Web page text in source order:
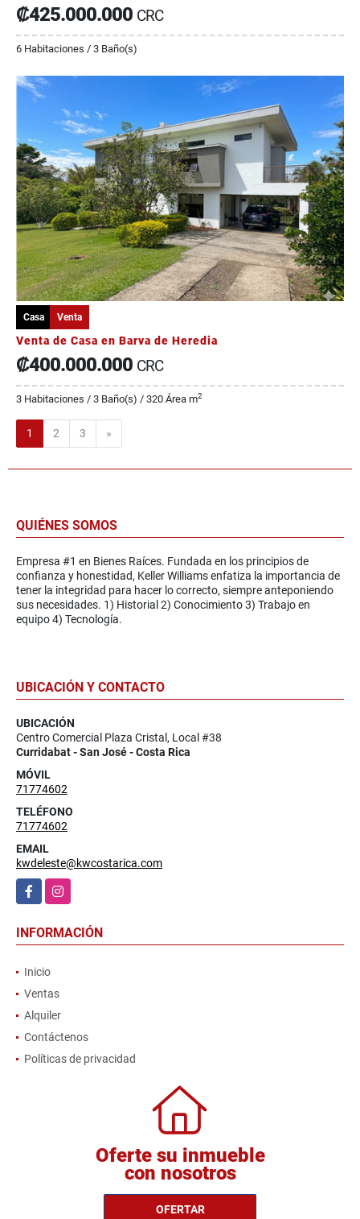
₡425.000.000 CRC
6 Habitaciones / 3 Baño(s)
Casa Venta
Venta de Casa en Barva de Heredia
₡400.000.000 CRC
3 Habitaciones / 3 Baño(s) / 320 Área m2
1 2 3 »
QUIÉNES SOMOS
Empresa #1 en Bienes Raíces. Fundada en los principios de
confianza y honestidad, Keller Williams enfatiza la importancia de
tener la integridad para hacer lo correcto, siempre anteponiendo
sus necesidades. 1) Historial 2) Conocimiento 3) Trabajo en
equipo 4) Tecnología.
UBICACIÓN Y CONTACTO
UBICACIÓN
Centro Comercial Plaza Cristal, Local #38
Curridabat - San José - Costa Rica
MÓVIL
71774602
TELÉFONO
71774602
EMAIL
kwdeleste@kwcostarica.com
FacebookInstagram
INFORMACIÓN
Inicio
Ventas
Alquiler
Contáctenos
Políticas de privacidad
Oferte su inmueble
con nosotros
OFERTAR